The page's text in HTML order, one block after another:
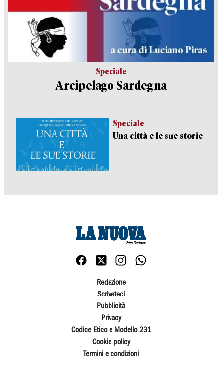
Speciale
Arcipelago Sardegna
Speciale
Una città e le sue storie
Redazione
Scriveteci
Pubblicità
Privacy
Codice Etico e Modello 231
Cookie policy
Termini e condizioni